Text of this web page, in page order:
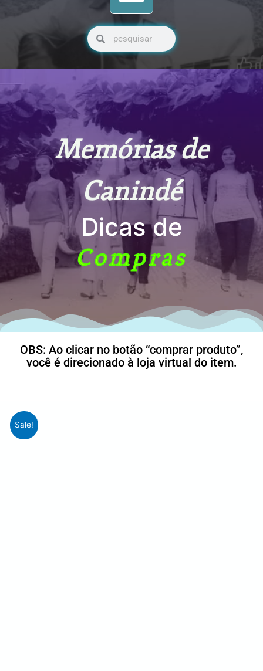
Pesquisar
Memórias de
Canindé
Dicas de
Compras
OBS: Ao clicar no botão “comprar produto”,
você é direcionado à loja virtual do item.
Sale!